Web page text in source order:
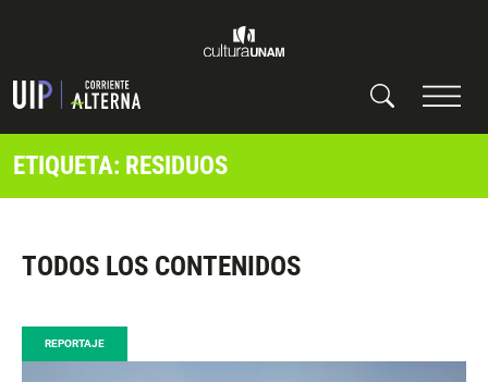
ETIQUETA: RESIDUOS
TODOS LOS CONTENIDOS
REPORTAJE